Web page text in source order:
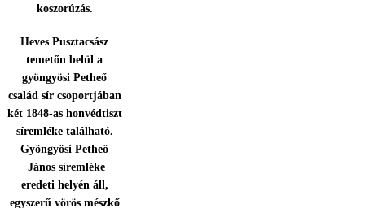
koszorúzás.
Heves Pusztacsász
temetőn belül a
gyöngyösi Petheő
család sír csoportjában
két 1848-as honvédtiszt
síremléke található.
Gyöngyösi Petheő
János síremléke
eredeti helyén áll,
egyszerű vörös mészkő